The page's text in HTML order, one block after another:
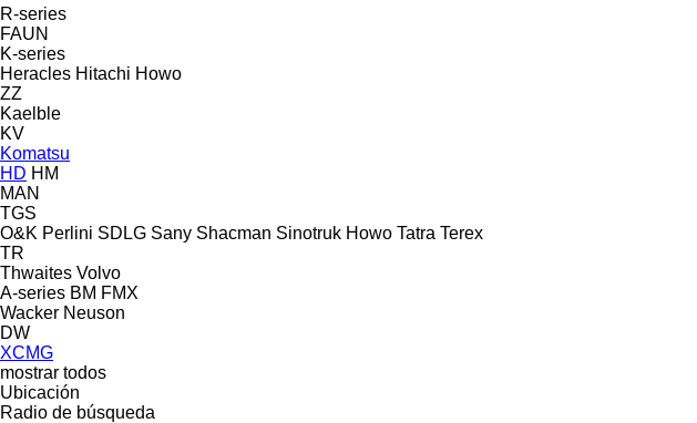
R-series
FAUN
K-series
Heracles Hitachi Howo
ZZ
Kaelble
KV
Komatsu
HD HM
MAN
TGS
O&K Perlini SDLG Sany Shacman Sinotruk Howo Tatra Terex
TR
Thwaites Volvo
A-series BM FMX
Wacker Neuson
DW
XCMG
mostrar todos
Ubicación
Radio de búsqueda